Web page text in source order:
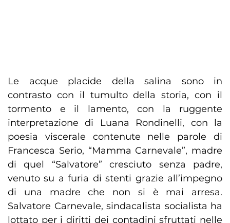
Le acque placide della salina sono in
contrasto con il tumulto della storia, con il
tormento e il lamento, con la ruggente
interpretazione di Luana Rondinelli, con la
poesia viscerale contenute nelle parole di
Francesca Serio, “Mamma Carnevale”, madre
di quel “Salvatore” cresciuto senza padre,
venuto su a furia di stenti grazie all’impegno
di una madre che non si è mai arresa.
Salvatore Carnevale, sindacalista socialista ha
lottato per i diritti dei contadini sfruttati nelle